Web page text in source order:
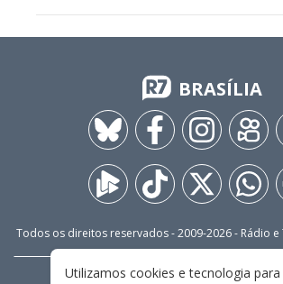
BRASÍLIA
Todos os direitos reservados - 2009-2026- Rádio e
Utilizamos cookies e tecnologia para